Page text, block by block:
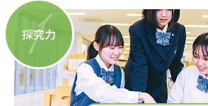
1
探究力